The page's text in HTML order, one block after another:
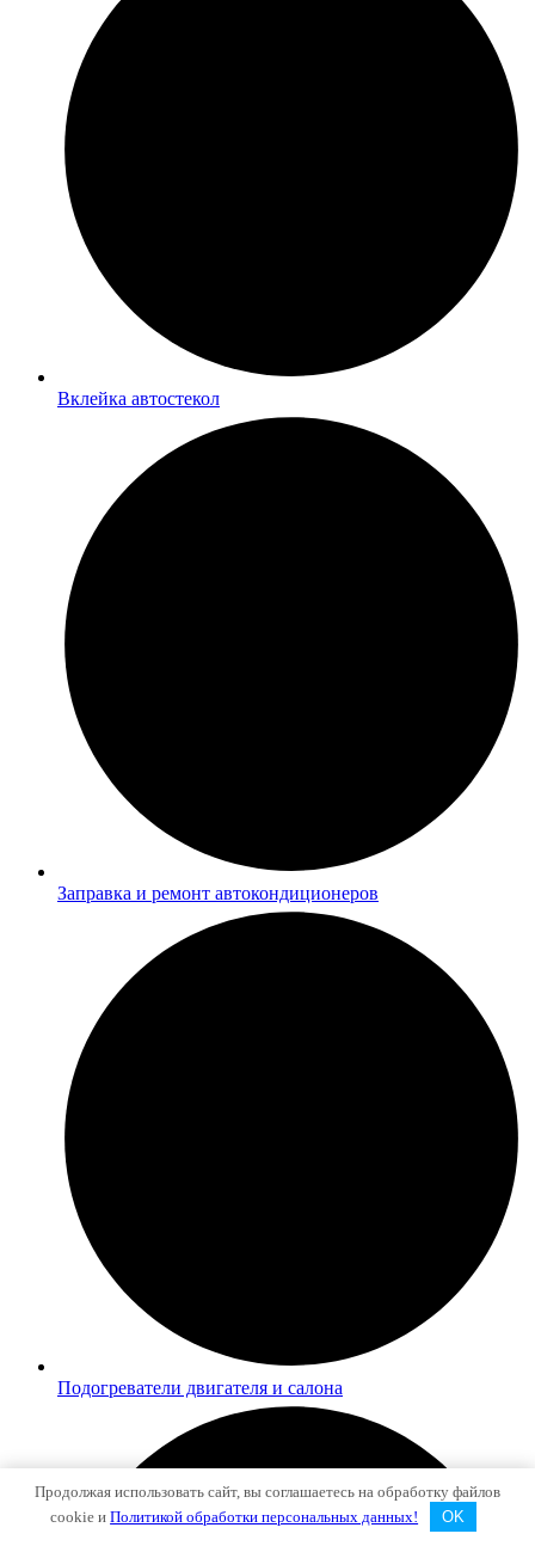
Вклейка автостекол
Заправка и ремонт автокондиционеров
Подогреватели двигателя и салона
Продолжая использовать сайт, вы соглашаетесь на обработку файлов
cookie иПолитикой обработки персональных данных! OK